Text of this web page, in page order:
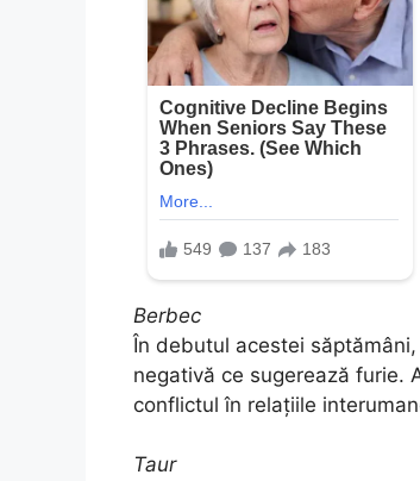
Berbec
În debutul acestei
negativă ce sugerează furie.
conflictul în relațiile
Taur